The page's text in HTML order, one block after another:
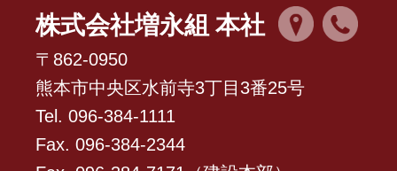
株式会社増永組 本社
〒862-0950
熊本市中央区水前寺3丁目3番25号
Tel. 096-384-1111
Fax. 096-384-2344